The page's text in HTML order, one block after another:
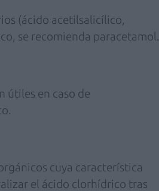
(ácido acetilsalicílico,
se recomienda paracetamol.
útiles en caso de
cuya característica
el ácido clorhídrico tras